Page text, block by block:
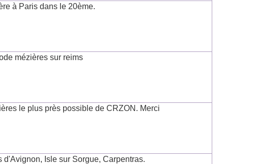
à Paris dans le 20ème.
mézières sur reims
le plus près possible de CRZON. Merci
Isle sur Sorgue, Carpentras.